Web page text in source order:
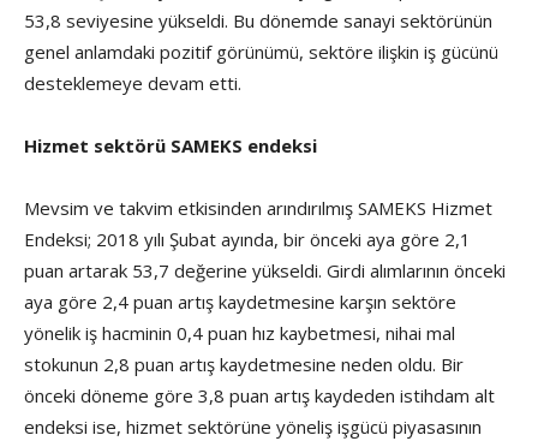
53,8 seviyesine yükseldi. Bu dönemde sanayi sektörünün
genel anlamdaki pozitif görünümü, sektöre ilişkin iş gücünü
desteklemeye devam etti.
Hizmet sektörü SAMEKS endeksi
Mevsim ve takvim etkisinden arındırılmış SAMEKS Hizmet
Endeksi; 2018 yılı Şubat ayında, bir önceki aya göre 2,1
puan artarak 53,7 değerine yükseldi. Girdi alımlarının önceki
aya göre 2,4 puan artış kaydetmesine karşın sektöre
yönelik iş hacminin 0,4 puan hız kaybetmesi, nihai mal
stokunun 2,8 puan artış kaydetmesine neden oldu. Bir
önceki döneme göre 3,8 puan artış kaydeden istihdam alt
endeksi ise, hizmet sektörüne yöneliş işgücü piyasasının